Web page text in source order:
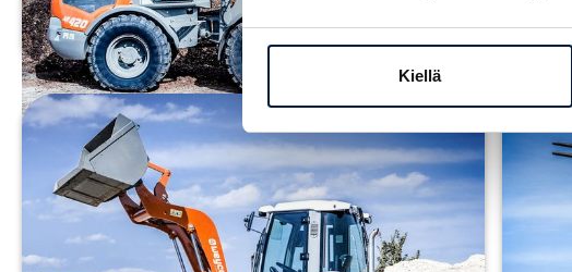
Kiellä
TUTUSTU
Pyöräkuormaaja Weycor AR480S
Paino:6600 kg
Moottori:Deutz TD 2.9 L4 (55,4 kW)
Päästöluokka:Stage V